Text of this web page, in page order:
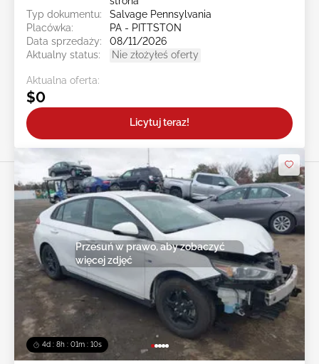
Typ dokumentu:
Salvage Pennsylvania
Placówka:
PA - PITTSTON
Data sprzedaży:
08/11/2026
Aktualny status:
Nie złożyłeś oferty
Aktualna oferta:
$0
Licytuj teraz!
4d : 8h : 01m : 08s
Przesuń w prawo, aby zobaczyć
więcej zdjęć